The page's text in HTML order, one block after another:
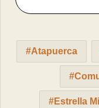
Atapuerca
Estrella